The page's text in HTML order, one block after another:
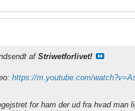
af Striwetforlivet!
https://m.youtube.com/
for ham der ud fra hvad man